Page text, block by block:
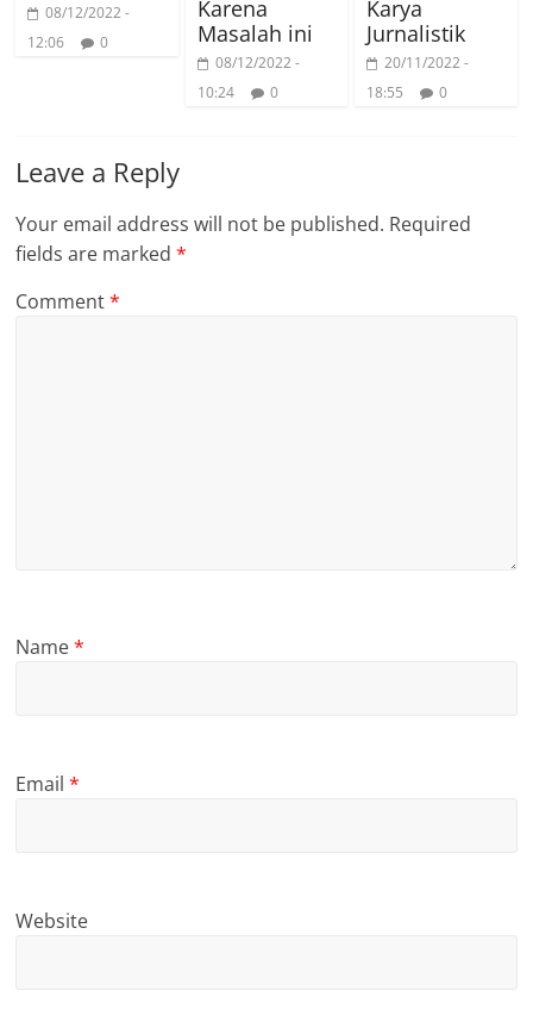
08/12/2022 -
12:06
0
Karena
Masalah ini
08/12/2022 -
10:24
0
Karya
Jurnalistik
20/11/2022 -
18:55
0
Leave a Reply
Your email address will not be published. Required
fields are marked*
Comment*
Name*
Email*
Website